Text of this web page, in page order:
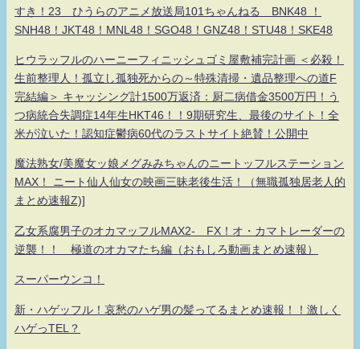
すき！23 ひうらのアニメ放送局101ちゃんねる BNK48 ！
SNH48！JKT48！MNL48！SGO48！GNZ48！STU48！SKE48
ヒウラッフルのハーニーフィニッシュゴミ屋敷補完計画 ＜必殺！
生前整理人！孤立し孤独死からの～特殊清掃・遺品整理への道F
完結編＞ キャッシング計1500万返済：厨二病借金3500万円！う
つ病統合失調症14年生HKT46！！9期研究生、最後のサイト！全
米が泣いた！認知症鬱病60代のラストサイト絶賛！公開中
魔法熟女/美魔女ッ娘メグみみちゃんのニートッフルステーション
MAX！ ニート仙人仙女の映画三昧老後生活！（無職孤独居老人的
まとめ速報Z)]
乙女系腐男子のオカマッフルMAX2- FX！オ・カマトレーダーの
逆襲！！ 極道のオカマたち編（おもしろ動画まとめ速報）
スーパーウンコ！
新・ハゲッフル！哀愁のハゲ男の髪ってるまとめ速報！！激しく
ハゲっTEL？